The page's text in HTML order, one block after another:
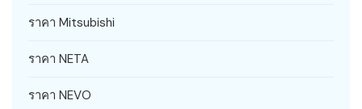
ราคา Mitsubishi
ราคา NETA
ราคา NEVO